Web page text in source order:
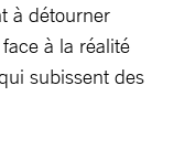
à détourner
à la réalité
subissent des